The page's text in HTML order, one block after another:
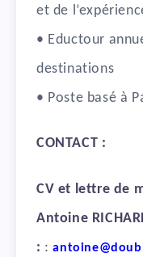
et de
• Eductour
destinations
• Poste basé à
CONTACT :
CV et lettre de
Antoine
: :